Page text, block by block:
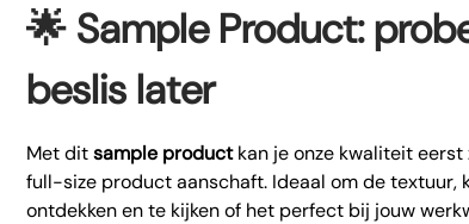
🌟 Sample Product:
beslis later
Met ditsample productkan je onze kwaliteit
full-size product aanschaft. Ideaal om de textuur,
ontdekken en te kijken of het perfect bij jouw